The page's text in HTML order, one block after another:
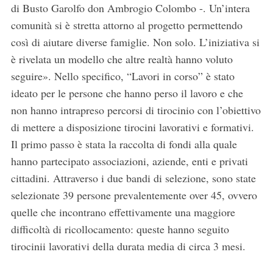
di Busto Garolfo don Ambrogio Colombo -. Un’intera
comunità si è stretta attorno al progetto permettendo
così di aiutare diverse famiglie. Non solo. L’iniziativa si
è rivelata un modello che altre realtà hanno voluto
seguire». Nello specifico, “Lavori in corso” è stato
ideato per le persone che hanno perso il lavoro e che
non hanno intrapreso percorsi di tirocinio con l’obiettivo
di mettere a disposizione tirocini lavorativi e formativi.
Il primo passo è stata la raccolta di fondi alla quale
hanno partecipato associazioni, aziende, enti e privati
cittadini. Attraverso i due bandi di selezione, sono state
selezionate 39 persone prevalentemente over 45, ovvero
quelle che incontrano effettivamente una maggiore
difficoltà di ricollocamento: queste hanno seguito
tirocinii lavorativi della durata media di circa 3 mesi.